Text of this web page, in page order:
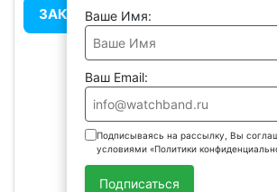
Ваше Имя:
Ваш Email:
Подписываясь на рассылку, Вы
условиями «Политики
Подписаться
ЗАКАЗАТЬ